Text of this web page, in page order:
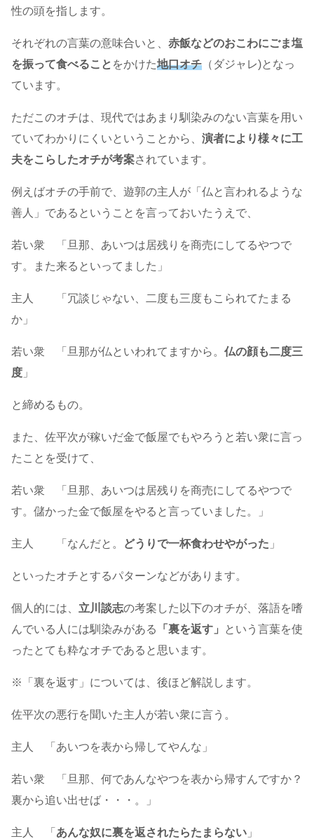
性の頭を指します。
それぞれの言葉の意味合いと、 赤飯などのおこわにごま塩
を振って食べること をかけた地口オチ （ダジャレ)となっ
ています。
ただこのオチは、現代ではあまり馴染みのない言葉を用い
ていてわかりにくいということから、 演者により様々に工
夫をこらしたオチが考案されています。
例えばオチの手前で、遊郭の主人が「仏と言われるような
善人」であるということを言っておいたうえで、
若い衆 「旦那、あいつは居残りを商売にしてるやつで
す。また来るといってました」
主人 「冗談じゃない、二度も三度もこられてたまる
か」
若い衆 「旦那が仏といわれてますから。 仏の顔も二度三
度 」
と締めるもの。
また、佐平次が稼いだ金で飯屋でもやろうと若い衆に言っ
たことを受けて、
若い衆 「旦那、あいつは居残りを商売にしてるやつで
す。儲かった金で飯屋をやると言っていました。」
主人 「なんだと。 どうりで一杯食わせやがった 」
といったオチとするパターンなどがあります。
個人的には、 立川談志の考案した以下のオチが、落語を嗜
んでいる人には馴染みがある
「裏を返す」
という言葉を使
ったとても粋なオチであると思います。
※「裏を返す」については、後ほど解説します。
佐平次の悪行を聞いた主人が若い衆に言う。
主人 「あいつを表から帰してやんな」
若い衆 「旦那、何であんなやつを表から帰すんですか？
裏から追い出せば・・・。」
主人 「 あんな奴に裏を返されたらたまらない 」